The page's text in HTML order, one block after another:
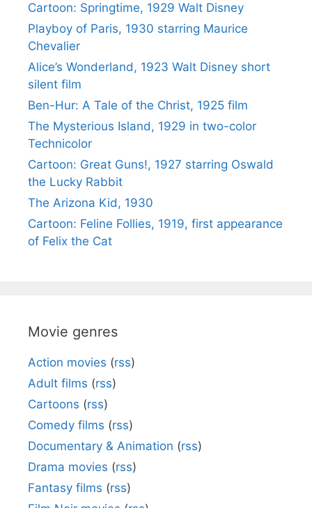
Cartoon: Springtime, 1929 Walt Disney
Playboy of Paris, 1930 starring Maurice
Chevalier
Alice’s Wonderland, 1923 Walt Disney short
silent film
Ben-Hur: A Tale of the Christ, 1925 film
The Mysterious Island, 1929 in two-color
Technicolor
Cartoon: Great Guns!, 1927 starring Oswald
the Lucky Rabbit
The Arizona Kid, 1930
Cartoon: Feline Follies, 1919, first appearance
of Felix the Cat
Movie genres
Action movies (rss)
Adult films (rss)
Cartoons (rss)
Comedy films (rss)
Documentary & Animation (rss)
Drama movies (rss)
Fantasy films (rss)